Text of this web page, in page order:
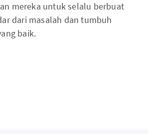
mereka untuk selalu berbuat
dari masalah dan tumbuh
baik.